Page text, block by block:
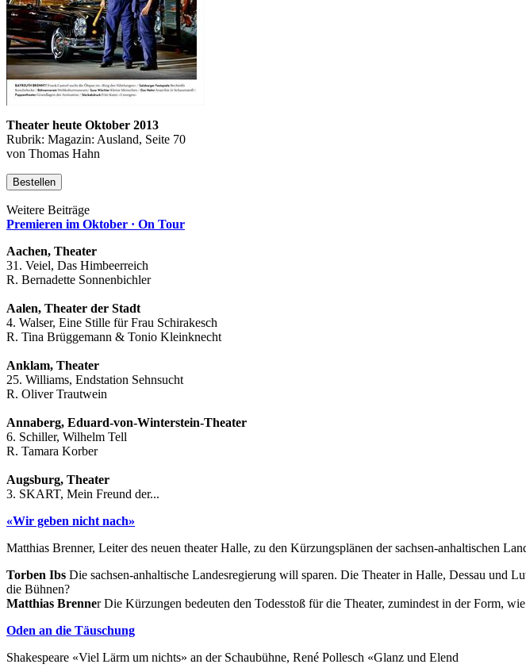
Theater heute Oktober 2013
Rubrik: Magazin: Ausland, Seite 70
von Thomas Hahn
Bestellen
Weitere Beiträge
Premieren im Oktober · On Tour
Aachen, Theater
31. Veiel, Das Himbeerreich
R. Bernadette Sonnenbichler
Aalen, Theater der Stadt
4. Walser, Eine Stille für Frau Schirakesch
R. Tina Brüggemann & Tonio Kleinknecht
Anklam, Theater
25. Williams, Endstation Sehnsucht
R. Oliver Trautwein
Annaberg, Eduard-von-Winterstein-Theater
6. Schiller, Wilhelm Tell
R. Tamara Korber
Augsburg, Theater
3. SKART, Mein Freund der...
«Wir geben nicht nach»
Matthias Brenner, Leiter des neuen theater Halle, zu den Kürzungsplänen der sachsen-anhaltischen
Torben Ibs Die sachsen-anhaltische Landesregierung will sparen. Die Theater in Halle, Dessau und
die Bühnen?
Matthias Brenner Die Kürzungen bedeuten den Todesstoß für die Theater, zumindest in der Form,
Oden an die Täuschung
Shakespeare «Viel Lärm um nichts» an der Schaubühne, René Pollesch «Glanz und Elend